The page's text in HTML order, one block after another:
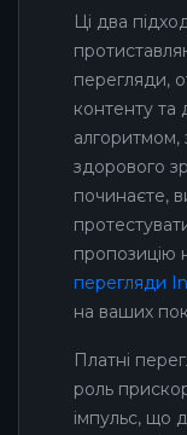
Ці два
перегляди,
контенту
здорового
починаєте,
пропозицію
перегляди
на ваших
Платні
роль
імпульс, що